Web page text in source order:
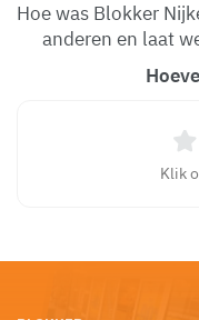
Hoe was Blokker
anderen en laat
Klik